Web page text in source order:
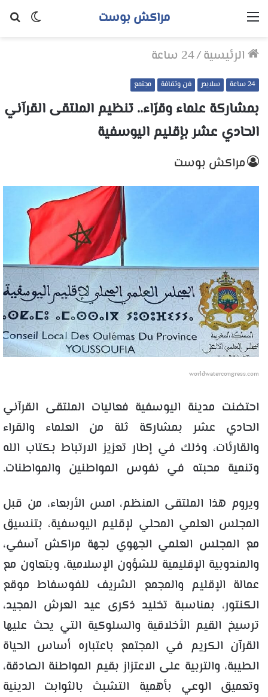
الوضع
مراكش بوست القائمة
الرئيسية/24 ساعة
24 ساعة سلايدر فن وثقافة مجتمع
بمشاركة علماء وقرّاء.. تنظيم الملتقى القرآني
الحادي عشر بإقليم اليوسفية
مراكش بوست
worldwatercongress.com
احتضنت مدينة اليوسفية فعاليات الملتقى القرآني
الحادي عشر بمشاركة ثلة من العلماء والقراء
والقارئات، وذلك في إطار تعزيز الارتباط بكتاب الله
وتنمية محبته في نفوس المواطنين والمواطنات.
ويروم هذا الملتقى المنظم، امس الأربعاء، من قبل
المجلس العلمي المحلي لإقليم اليوسفية، بتنسيق
مع المجلس العلمي الجهوي لجهة مراكش آسفي،
والمندوبية الإقليمية للشؤون الإسلامية، وبتعاون مع
عمالة الإقليم والمجمع الشريف للفوسفاط موقع
الكنتور، بمناسبة تخليد ذكرى عيد العرش المجيد،
ترسيخ القيم الأخلاقية والسلوكية التي يحث عليها
القرآن الكريم في المجتمع باعتباره أساس الحياة
الطيبة، والتربية على الاعتزاز بقيم المواطنة الصادقة،
وتعميق الوعي بأهمية التشبث بالثوابت الدينية